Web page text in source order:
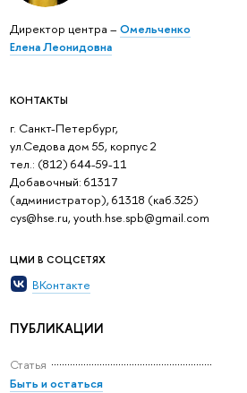
Директор центра – Омельченко
Елена Леонидовна
КОНТАКТЫ
г. Санкт-Петербург,
ул.Седова дом 55, корпус 2
тел.: (812) 644-59-11
Добавочный: 61317
(администратор), 61318 (каб.325)
cys@hse.ru, youth.hse.spb@gmail.com
ЦМИ В СОЦСЕТЯХ
ВКонтакте
ПУБЛИКАЦИИ
Статья
Быть и остаться